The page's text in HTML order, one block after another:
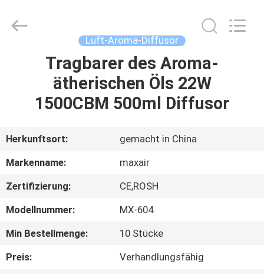
PRODUKTE
ÜBER
UNS
FABRIK-
AUSFLUG
QUALITÄTSKONTROLLE
Luft-Aroma-Diffusor
Tragbarer des Aroma-
ätherischen Öls 22W
1500CBM 500ml Diffusor
Herkunftsort:
gemacht in China
Markenname:
maxair
Zertifizierung:
CE,ROSH
Modellnummer:
MX-604
Min Bestellmenge:
10 Stücke
Preis:
Verhandlungsfähig